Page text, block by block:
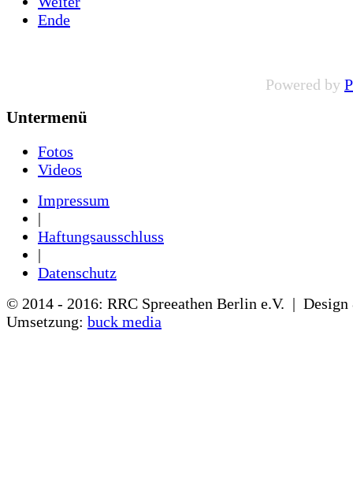
Ende
Powered by
Untermenü
Fotos
Videos
Impressum
|
Haftungsausschluss
|
Datenschutz
© 2014 - 2016: RRC Spreeathen Berlin e.V. |
Umsetzung: buck media